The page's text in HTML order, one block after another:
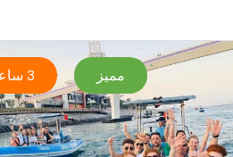
مميز 3 ساعات